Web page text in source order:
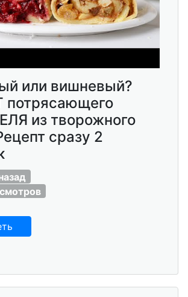
или вишневый?
потрясающего
из творожного
сразу 2